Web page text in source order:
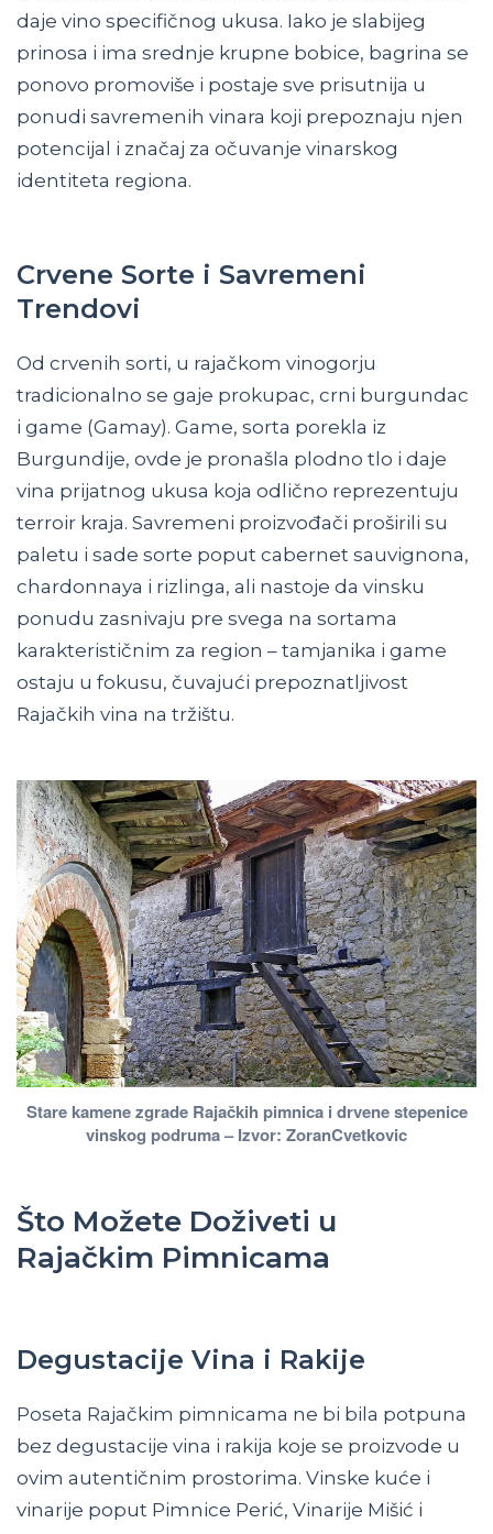
daje vino specifičnog ukusa. Iako je slabijeg
prinosa i ima srednje krupne bobice, bagrina se
ponovo promoviše i postaje sve prisutnija u
ponudi savremenih vinara koji prepoznaju njen
potencijal i značaj za očuvanje vinarskog
identiteta regiona.
Crvene Sorte i Savremeni
Trendovi
Od crvenih sorti, u rajačkom vinogorju
tradicionalno se gaje prokupac, crni burgundac
i game (Gamay). Game, sorta porekla iz
Burgundije, ovde je pronašla plodno tlo i daje
vina prijatnog ukusa koja odlično reprezentuju
terroir kraja. Savremeni proizvođači proširili su
paletu i sade sorte poput cabernet sauvignona,
chardonnaya i rizlinga, ali nastoje da vinsku
ponudu zasnivaju pre svega na sortama
karakterističnim za region – tamjanika i game
ostaju u fokusu, čuvajući prepoznatljivost
Rajačkih vina na tržištu.
Stare kamene zgrade Rajačkih pimnica i drvene stepenice
vinskog podruma – Izvor: ZoranCvetkovic
Što Možete Doživeti u
Rajačkim Pimnicama
Degustacije Vina i Rakije
Poseta Rajačkim pimnicama ne bi bila potpuna
bez degustacije vina i rakija koje se proizvode u
ovim autentičnim prostorima. Vinske kuće i
vinarije poput Pimnice Perić, Vinarije Mišić i